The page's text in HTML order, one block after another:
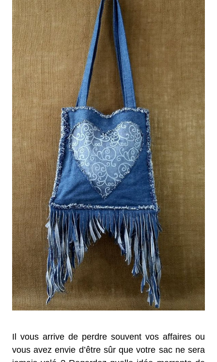
Il vous arrive de perdre souvent vos affaires ou
vous avez envie d’être sûr que votre sac ne sera